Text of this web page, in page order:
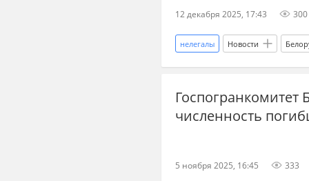
мигранты Одесская область
12 декабря 2025, 17:43 300
нелегалы Новости
Дональд Трамп
оппозиция оппозиционеры
Союзное государство
транзит бывший СССР
Госпогранкомитет
численность
5 ноября 2025, 16:45 333